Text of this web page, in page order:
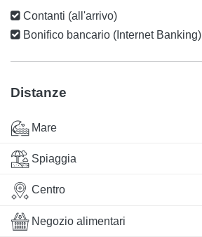
Contanti (all'arrivo)
Bonifico bancario (Internet Banking)
Distanze
Mare
Spiaggia
Centro
Negozio alimentari